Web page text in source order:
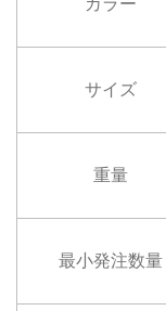
サイズ
重量
最小発注数量